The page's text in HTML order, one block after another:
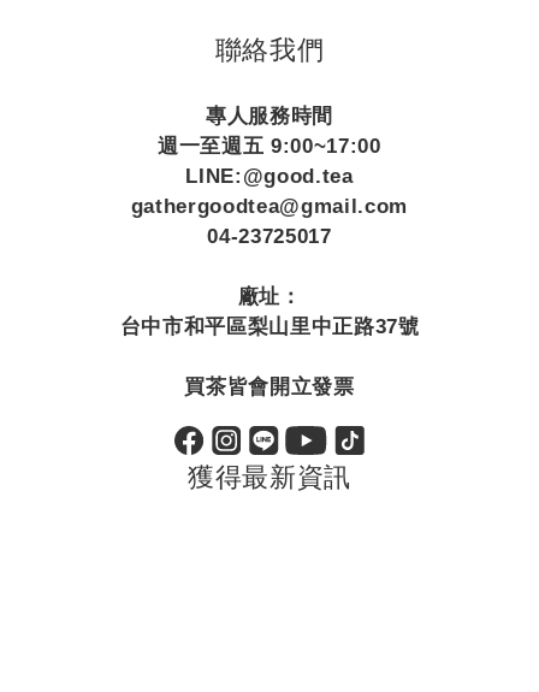
聯絡我們
專人服務時間
週一至週五 9:00~17:00
LINE:@good.tea
gathergoodtea@gmail.com
04-23725017
廠址：
台中市和平區梨山里中正路37號
買茶皆會開立發票
獲得最新資訊